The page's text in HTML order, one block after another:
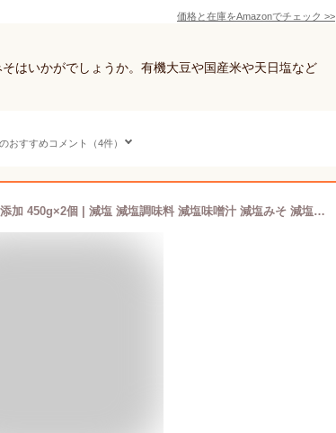
価格と在庫をAmazonでチェック >>
はいかがでしょうか。有機大豆や国産米や天日塩など
おすすめコメント（4件）
58%減塩 タケヤ 減塩味噌 化学調味料無添加 450g×2個 | 減塩 減塩調味料 減塩味噌汁 減塩みそ 減塩みそ汁 塩分カット 減塩食品 無添加 調味料 竹屋 味噌 みそ 味噌汁 健康 セット おすすめ 贈答 ギフト プレゼント お中元 ギフト 低塩